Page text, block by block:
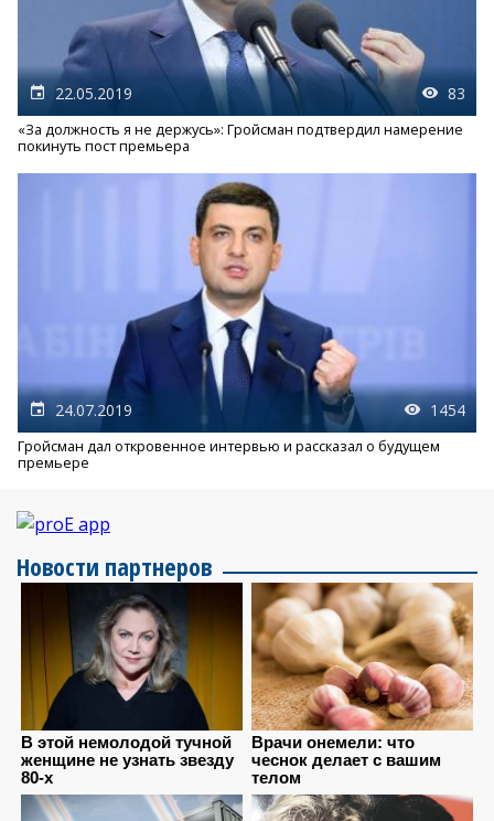
22.05.2019 83
«За должность я не держусь»: Гройсман подтвердил намерение
покинуть пост премьера
24.07.2019 1454
Гройсман дал откровенное интервью и рассказал о будущем
премьере
Новости партнеров